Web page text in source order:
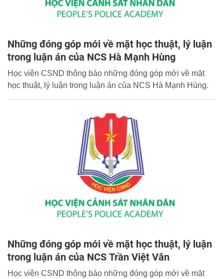
Những đóng góp mới về mặt học thuật, lý luận
trong luận án của NCS Hà Mạnh Hùng
Học viện CSND thông báo những đóng góp mới về mặt
học thuật, lý luận trong luận án của NCS Hà Mạnh Hùng.
Những đóng góp mới về mặt học thuật, lý luận
trong luận án của NCS Trần Việt Vân
Học viện CSND thông báo những đóng góp mới về mặt